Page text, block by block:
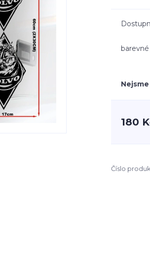
180
Číslo